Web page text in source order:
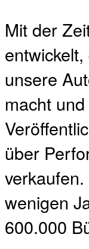
Mit der
unsere
macht
über
wenigen
600.000